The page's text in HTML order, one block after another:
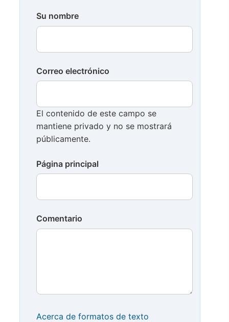
Su nombre
Correo electrónico
El contenido de este campo se
mantiene privado y no se mostrará
públicamente.
Página principal
Comentario
Acerca de formatos de texto